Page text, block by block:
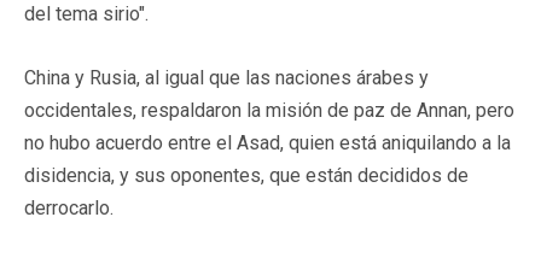
del tema sirio".
China y Rusia, al igual que las naciones árabes y
occidentales, respaldaron la misión de paz de Annan, pero
no hubo acuerdo entre el Asad, quien está aniquilando a la
disidencia, y sus oponentes, que están decididos de
derrocarlo.